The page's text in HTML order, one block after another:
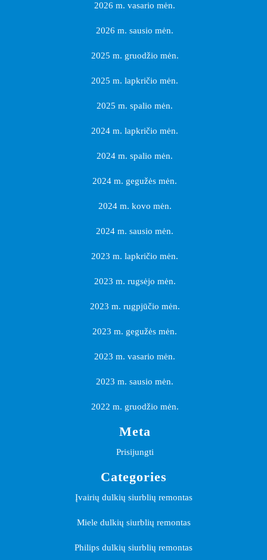
2026 m. vasario mėn.
2026 m. sausio mėn.
2025 m. gruodžio mėn.
2025 m. lapkričio mėn.
2025 m. spalio mėn.
2024 m. lapkričio mėn.
2024 m. spalio mėn.
2024 m. gegužės mėn.
2024 m. kovo mėn.
2024 m. sausio mėn.
2023 m. lapkričio mėn.
2023 m. rugsėjo mėn.
2023 m. rugpjūčio mėn.
2023 m. gegužės mėn.
2023 m. vasario mėn.
2023 m. sausio mėn.
2022 m. gruodžio mėn.
Meta
Prisijungti
Categories
Įvairių dulkių siurblių remontas
Miele dulkių siurblių remontas
Philips dulkių siurblių remontas